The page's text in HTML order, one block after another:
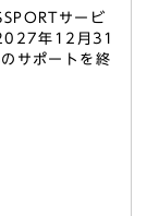
サービ
年12月31
サポートを終